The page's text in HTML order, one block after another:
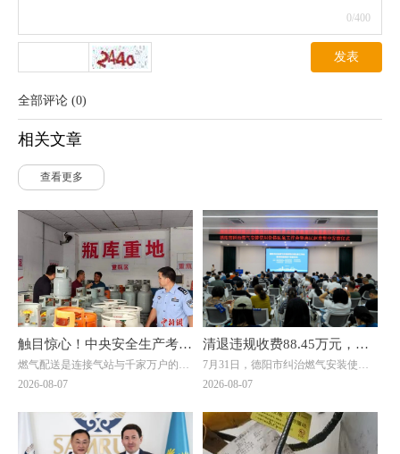
0/400
发表
全部评论 (0)
相关文章
查看更多
触目惊心！中央安全生产考核
巡查组暗访云南：液化气瓶装
燃气配送是连接气站与千家万户的关
键环节，但在此次明查暗访中，却成
组随机检查时发现，云南滇楚液化气
有限公司长润街液化气瓶装供应站存
在重大事故隐患。该供应站核定为三
2026-08-07
清退违规收费88.45万元，惠
及群众4000余户！德阳市举
仪式
7月31日，德阳市纠治燃气安装使用
价格乱象工作会暨惠民退费集中发放
省住建厅城建处处长、厅信息中心主
任邓夏扬，派驻省住建厅纪检监察组
综合处处长魏社莅临出席活动，邓夏
2026-08-07